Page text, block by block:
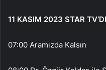
11 KASIM 2023 STAR
07:00 Aramızda Kalsın